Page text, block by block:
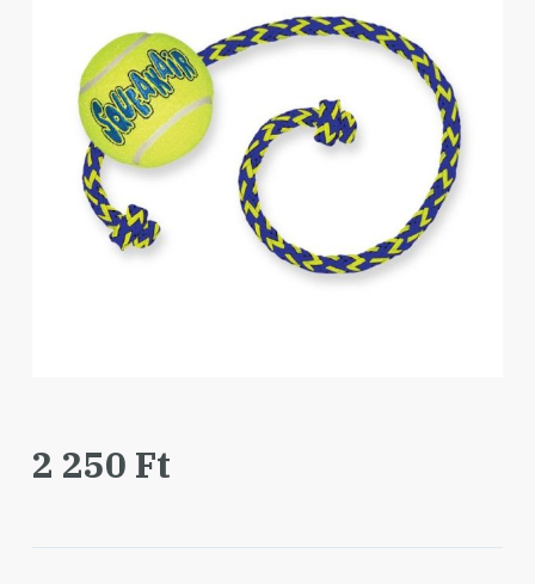
2 250 Ft